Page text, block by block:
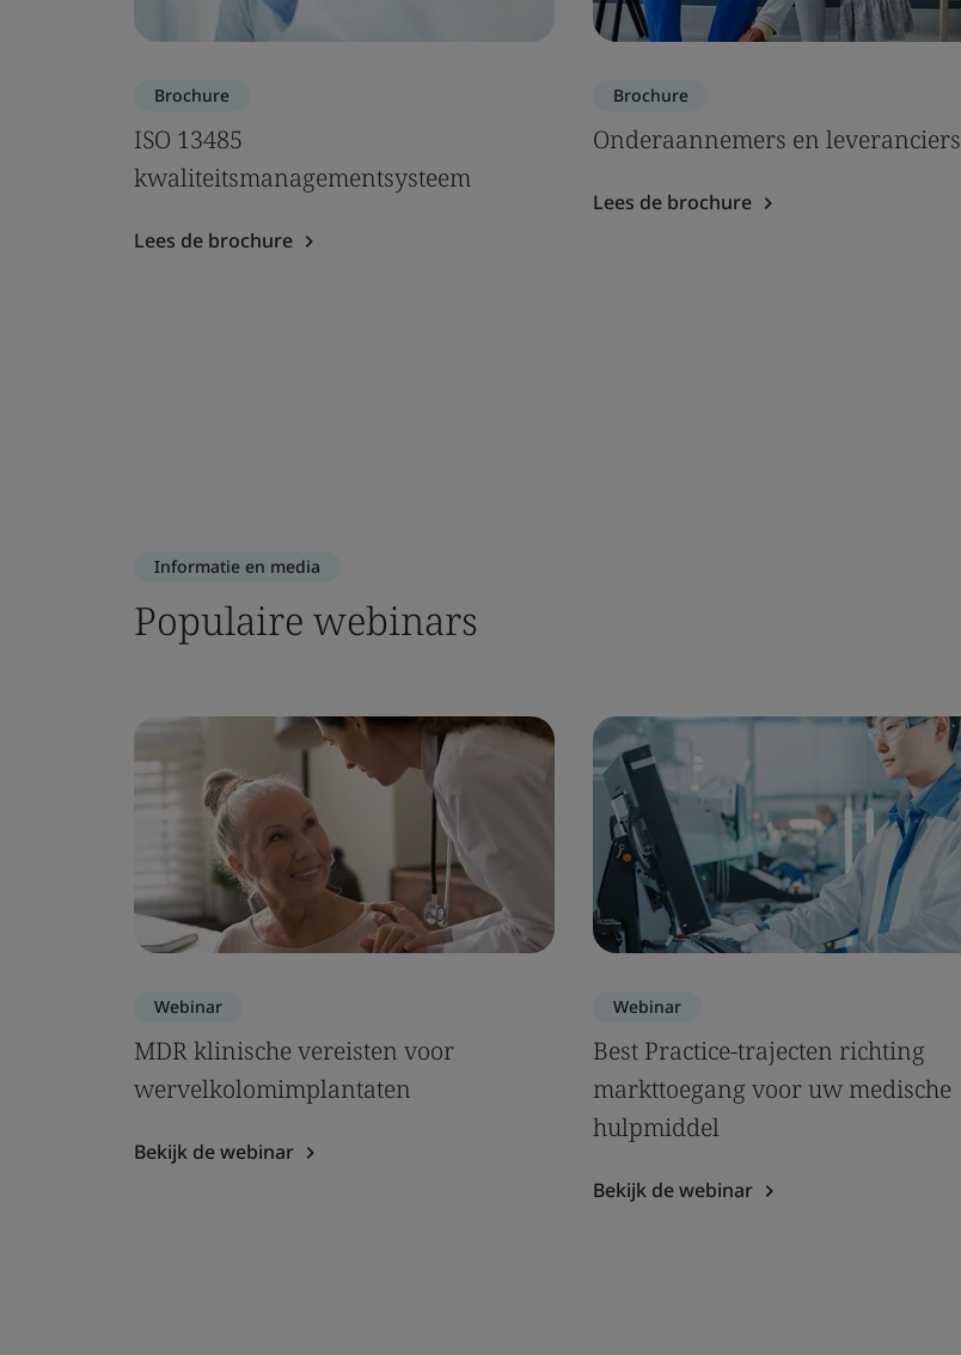
Brochure
ISO 13485
kwaliteitsmanagementsysteem
Lees de brochure
Brochure
Onderaannemers en leveranciers
Lees de brochure
Informatie en media
Populaire webinars
Webinar
MDR klinische vereisten voor
wervelkolomimplantaten
Bekijk de webinar
Webinar
Best Practice-trajecten richting
markttoegang voor uw medische
hulpmiddel
Bekijk de webinar